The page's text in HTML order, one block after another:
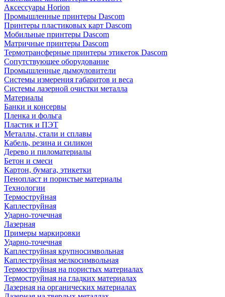
Аксессуары Horion
Промышленные принтеры Dascom
Принтеры пластиковых карт Dascom
Мобильные принтеры Dascom
Матричные принтеры Dascom
Термотрансферные принтеры этикеток Dascom
Сопутствующее оборудование
Промышленные дымоуловители
Системы измерения габаритов и веса
Системы лазерной очистки металла
Материалы
Банки и консервы
Пленка и фольга
Пластик и ПЭТ
Металлы, стали и сплавы
Кабель, резина и силикон
Дерево и пиломатериалы
Бетон и смеси
Картон, бумага, этикетки
Пенопласт и пористые материалы
Технологии
Термоструйная
Каплеструйная
Ударно-точечная
Лазерная
Примеры маркировки
Ударно-точечная
Каплеструйная крупносимвольная
Каплеструйная мелкосимвольная
Термоструйная на пористых материалах
Термоструйная на гладких материалах
Лазерная на органических материалах